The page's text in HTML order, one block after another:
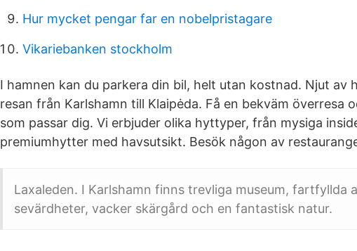
Hur mycket pengar far en nobelpristagare
Vikariebanken stockholm
I hamnen kan du parkera din bil, helt utan kostnad. Njut av
resan från Karlshamn till Klaipėda. Få en bekväm överresa
som passar dig. Vi erbjuder olika hyttyper, från mysiga
premiumhytter med havsutsikt. Besök någon av
Laxaleden. I Karlshamn finns trevliga museum, fartfyllda
sevärdheter, vacker skärgård och en fantastisk natur.